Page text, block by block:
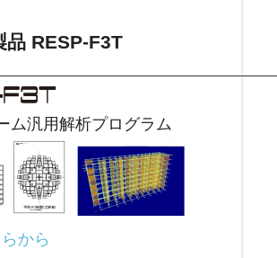
品 RESP-F3T
ム汎用解析プログラム
から